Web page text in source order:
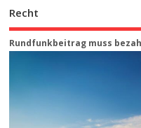
Recht
Rundfunkbeitrag muss